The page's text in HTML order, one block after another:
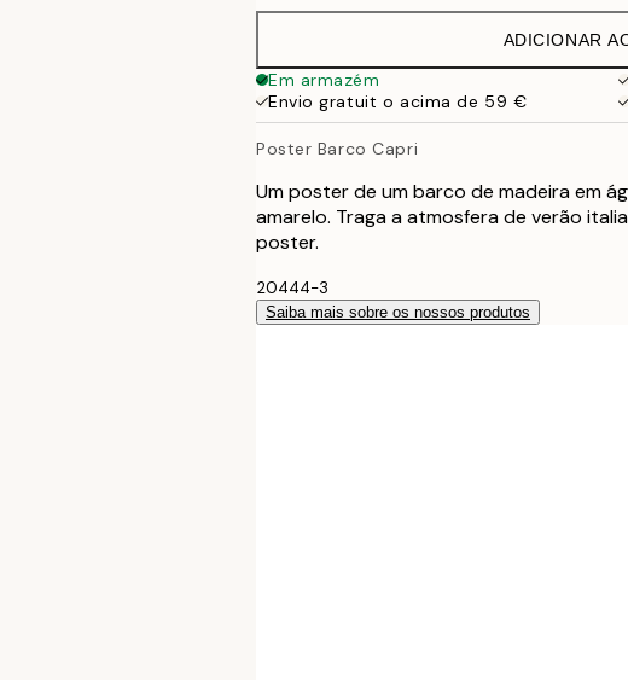
40x50 cm
70x100 cm
100x150 cm
ADICIONAR
Em armazém
Envio gratuit o acima de 59 €
Poster Barco Capri
Um poster de um barco de madeira em
amarelo. Traga a atmosfera de verão
poster.
20444-3
Saiba mais sobre os nossos produtos